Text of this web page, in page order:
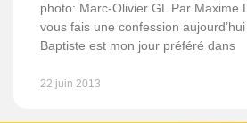
photo: Marc-Olivier GL Par Maxime
vous fais une confession
Baptiste est mon jour préféré dans
22 juin 2013